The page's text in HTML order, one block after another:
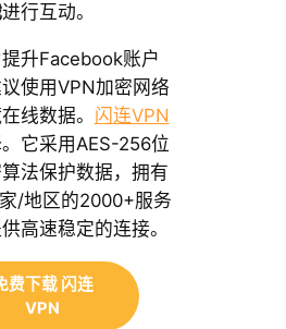
进行互动。
升Facebook账户
使用VPN加密网络
线数据。 闪连VPN
它采用AES-256位
法保护数据，拥有
/地区的2000+服务
高速稳定的连接。
费下载 闪连
VPN